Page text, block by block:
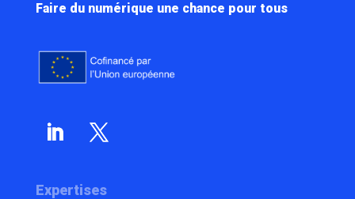
Faire du numérique une chance pour tous
Expertises